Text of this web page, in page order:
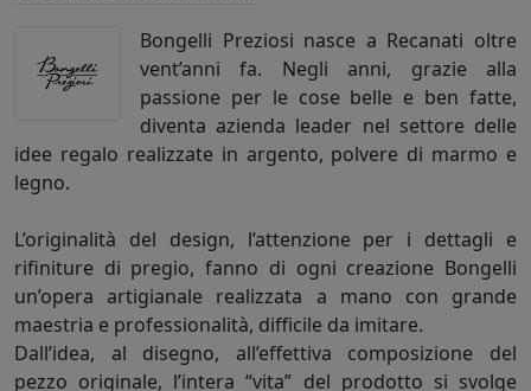
Bongelli Preziosi nasce a Recanati oltre
vent’anni fa. Negli anni, grazie alla
passione per le cose belle e ben fatte,
diventa azienda leader nel settore delle
idee regalo realizzate in argento, polvere di marmo e
legno.
L’originalità del design, l’attenzione per i dettagli e
rifiniture di pregio, fanno di ogni creazione Bongelli
un’opera artigianale realizzata a mano con grande
maestria e professionalità, difficile da imitare.
Dall’idea, al disegno, all’effettiva composizione del
pezzo originale, l’intera “vita” del prodotto si svolge